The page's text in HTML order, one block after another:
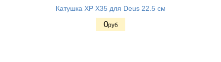
Катушка XP X35 для Deus 22.5 см
0руб